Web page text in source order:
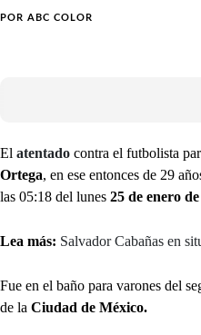
POR ABC COLOR
El atentado contra el futbolista
Ortega, en ese entonces de 29
las 05:18 del lunes 25 de enero
Lea más: Salvador Cabañas en
Fue en el baño para varones del
de la Ciudad de México.